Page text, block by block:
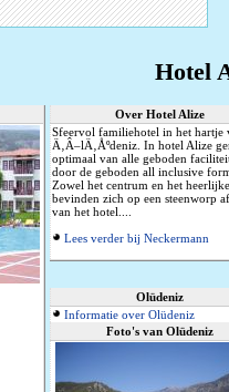
Hotel
Over Hotel Alize
Sfeervol familiehotel in het hartje
Ä‚Â–lÄ‚Åºdeniz. In hotel Alize
optimaal van alle geboden
door de geboden all inclusive
Zowel het centrum en het
bevinden zich op een steenworp
van het hotel....
Lees verder bij Neckermann
Olüdeniz
Informatie over Olüdeniz
Foto's van Olüdeniz